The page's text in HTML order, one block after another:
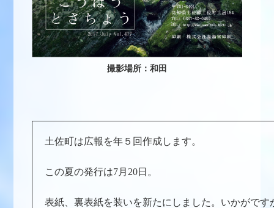
撮影場所：和田
土佐町は広報を年５回作成します。
この夏の発行は7月20日。
表紙、裏表紙を装いを新たにしました。いかがです